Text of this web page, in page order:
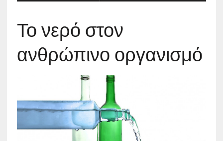
Το νερό στον
ανθρώπινο οργανισμό